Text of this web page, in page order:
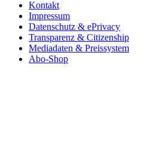
Kontakt
Impressum
Datenschutz & ePrivacy
Transparenz & Citizenship
Mediadaten & Preissystem
Abo-Shop